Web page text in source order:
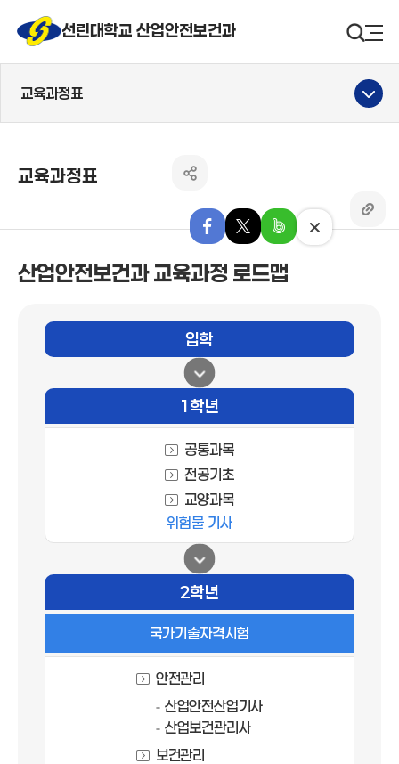
선린대 로고선린대학교 산업안전보건과 검색사
교육과정표
교육과정표 공유하기 열기
닫기
페이스북으로 내보내기
엑스로 내보내기
밴드로 내보내기
링크
산업안전보건과 교육과정 로드맵
입학
1학년
공통과목
전공기초
교양과목
위험물 기사
2학년
국가기술자격시험
안전관리
산업안전산업기사
산업보건관리사
보건관리